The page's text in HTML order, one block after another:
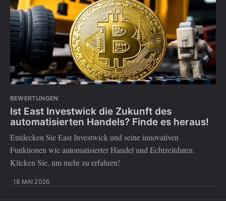
BEWERTUNGEN
Ist East Investwick die Zukunft des
automatisierten Handels? Finde es heraus!
Entdecken Sie East Investwick und seine innovativen
Funktionen wie automatisierter Handel und Echtzeitdaten.
Klicken Sie, um mehr zu erfahren!
18 MAI 2026